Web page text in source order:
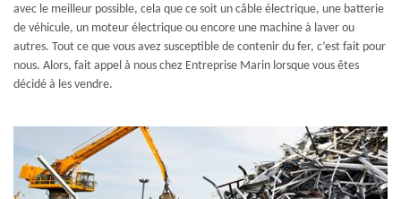
avec le meilleur possible, cela que ce soit un câble électrique, une batterie
de véhicule, un moteur électrique ou encore une machine à laver ou
autres. Tout ce que vous avez susceptible de contenir du fer, c’est fait pour
nous. Alors, fait appel à nous chez Entreprise Marin lorsque vous êtes
décidé à les vendre.